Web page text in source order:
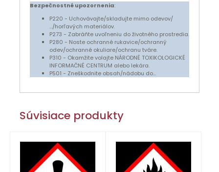
Bezpečnostné upozornenia:
P220 - Uchovávajte/skladujte mimo odevov/
…/horľavých materiálov.
P273 - Zabráňte uvoľneniu do životného prostredia.
P280 - Noste ochranné rukavice/ochranný
odev/ochranné okuliare/ochranu tváre.
P310 - Okamžite volajte NÁRODNÉ TOXIKOLOGICKÉ
INFORMAČNÉ CENTRUM alebo lekára.
P501 - Zneškodnite obsah/nádobu do...
Súvisiace produkty